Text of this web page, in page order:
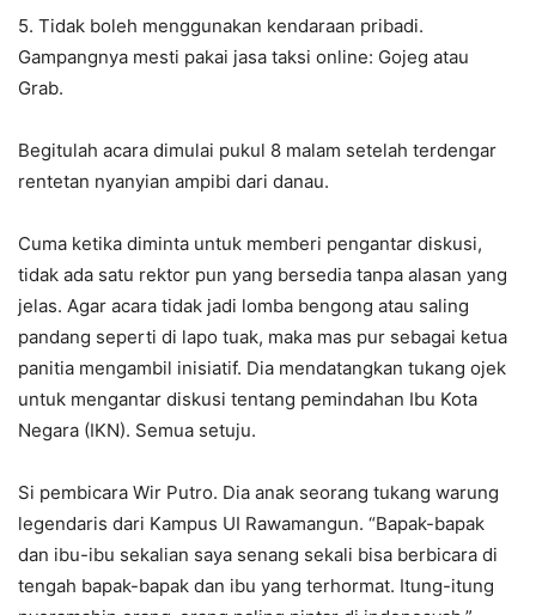
5. Tidak boleh menggunakan kendaraan pribadi.
Gampangnya mesti pakai jasa taksi online: Gojeg atau
Grab.
Begitulah acara dimulai pukul 8 malam setelah terdengar
rentetan nyanyian ampibi dari danau.
Cuma ketika diminta untuk memberi pengantar diskusi,
tidak ada satu rektor pun yang bersedia tanpa alasan yang
jelas. Agar acara tidak jadi lomba bengong atau saling
pandang seperti di lapo tuak, maka mas pur sebagai ketua
panitia mengambil inisiatif. Dia mendatangkan tukang ojek
untuk mengantar diskusi tentang pemindahan Ibu Kota
Negara (IKN). Semua setuju.
Si pembicara Wir Putro. Dia anak seorang tukang warung
legendaris dari Kampus UI Rawamangun. “Bapak-bapak
dan ibu-ibu sekalian saya senang sekali bisa berbicara di
tengah bapak-bapak dan ibu yang terhormat. Itung-itung